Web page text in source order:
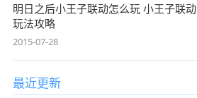
明日之后小王子联动怎么玩 小王子联
玩法攻略
2015-07-28
最近更新